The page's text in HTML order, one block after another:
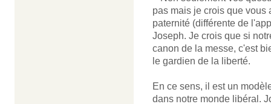
pas mais je crois que vous
paternité (différente de
Joseph. Je crois que si
canon de la messe, c'est
le gardien de la liberté.
En ce sens, il est un
dans notre monde libéral.